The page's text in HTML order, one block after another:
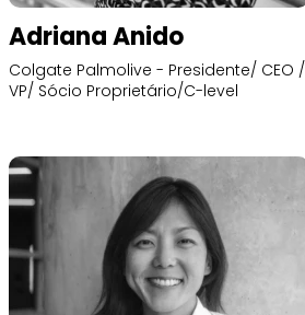
Adriana Anido
Colgate Palmolive - Presidente/ CEO /
VP/ Sócio Proprietário/C-level